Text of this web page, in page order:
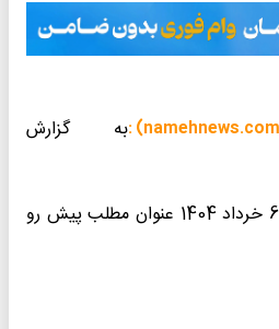
به گزارش
امروز سه شنبه 6 خرداد 1404 عنوان مطلب پیش رو